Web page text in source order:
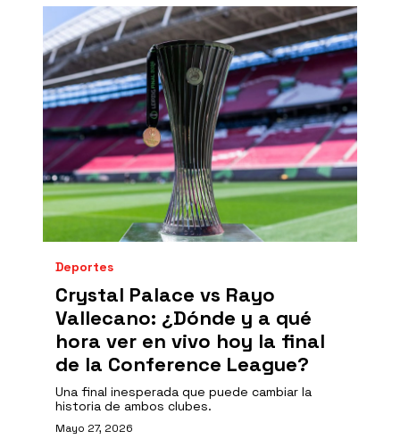
Deportes
Crystal Palace vs Rayo
Vallecano: ¿Dónde y a qué
hora ver en vivo hoy la final
de la Conference League?
Una final inesperada que puede cambiar la
historia de ambos clubes.
Mayo 27, 2026